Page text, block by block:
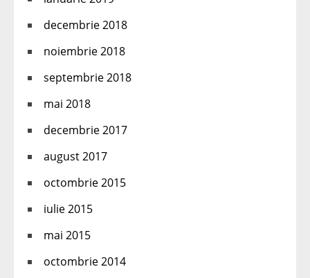
decembrie 2018
noiembrie 2018
septembrie 2018
mai 2018
decembrie 2017
august 2017
octombrie 2015
iulie 2015
mai 2015
octombrie 2014